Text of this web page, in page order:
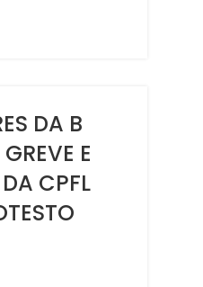
DA B
E
CPFL